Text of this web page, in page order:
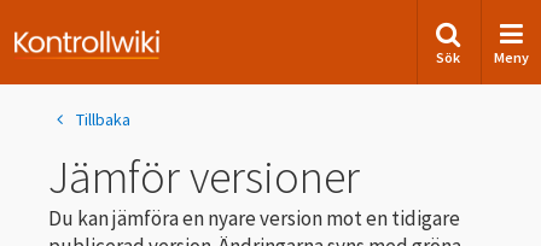
Sök Meny
Tillbaka
Jämför versioner
Du kan jämföra en nyare version mot en tidigare